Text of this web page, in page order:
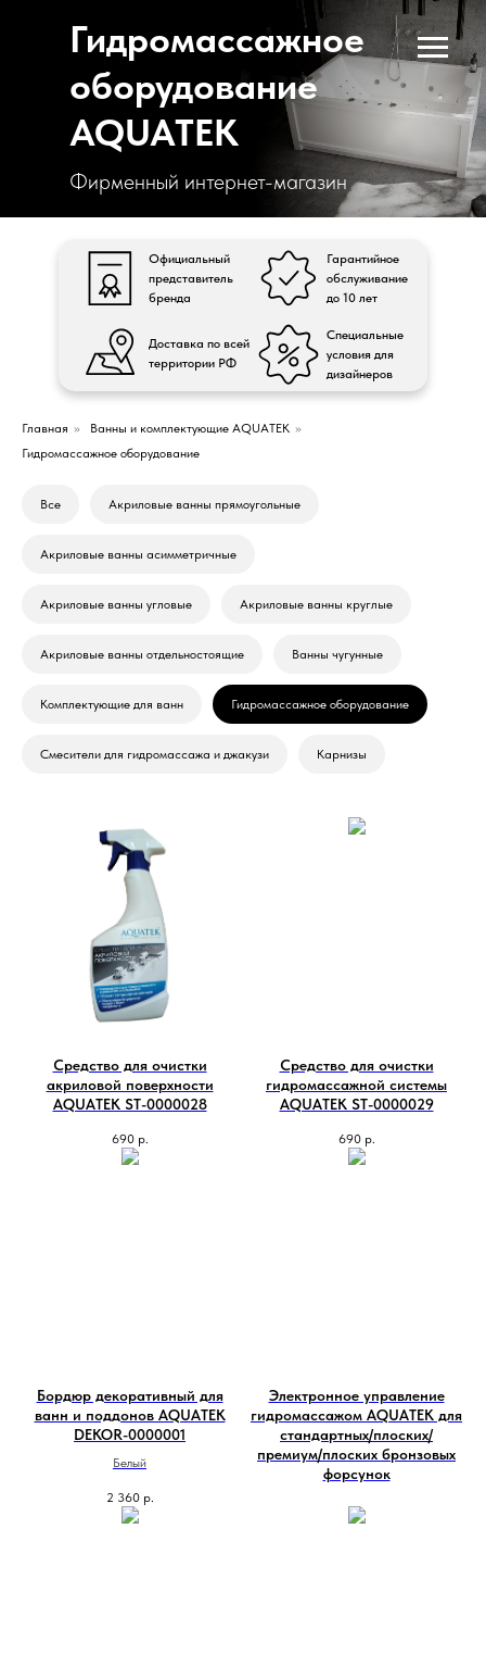
Гидромассажное
оборудование
AQUATEK
Фирменный интернет-магазин
Официальный
представитель
бренда
Доставка по всей
территории РФ
Гарантийное
обслуживание
до 10 лет
Специальные
условия для
дизайнеров
Главная » Ванны и комплектующие AQUATEK »
Гидромассажное оборудование
Все Акриловые ванны прямоугольные
Акриловые ванны асимметричные
Акриловые ванны угловые Акриловые ванны круглые
Акриловые ванны отдельностоящие Ванны чугунные
Комплектующие для ванн Гидромассажное оборудование
Смесители для гидромассажа и джакузи Карнизы
Средство для очистки
акриловой поверхности
AQUATEK ST-0000028
690 р.
Средство для очистки
гидромассажной системы
AQUATEK ST-0000029
690 р.
Бордюр декоративный для
ванн и поддонов AQUATEK
DEKOR-0000001
Белый
2 360 р.
Электронное управление
гидромассажом AQUATEK для
стандартных/плоских/
премиум/плоских бронзовых
форсунок